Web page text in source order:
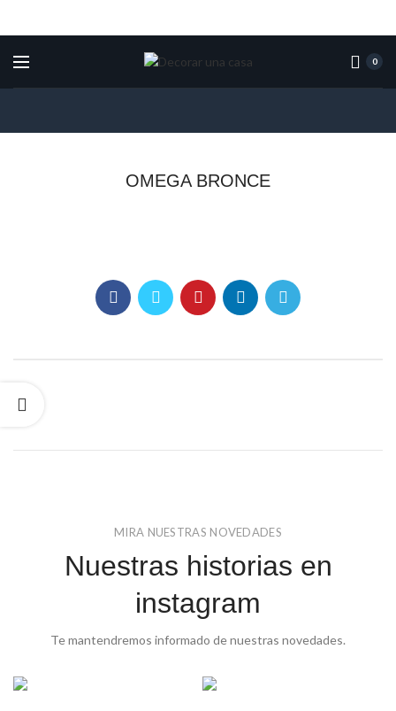
0
OMEGA BRONCE
MIRA NUESTRAS NOVEDADES
Nuestras historias en
instagram
Te mantendremos informado de nuestras novedades.